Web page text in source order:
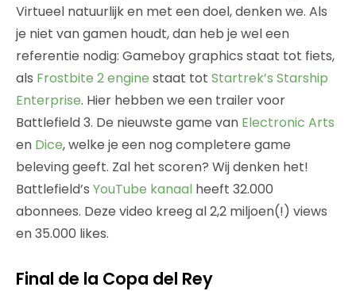
Virtueel natuurlijk en met een doel, denken we. Als
je niet van gamen houdt, dan heb je wel een
referentie nodig: Gameboy graphics staat tot fiets,
als Frostbite 2 engine staat tot Startrek’s Starship
Enterprise. Hier hebben we een trailer voor
Battlefield 3. De nieuwste game van Electronic Arts
en Dice, welke je een nog completere game
beleving geeft. Zal het scoren? Wij denken het!
Battlefield’s YouTube kanaal heeft 32.000
abonnees. Deze video kreeg al 2,2 miljoen(!) views
en 35.000 likes.
Final de la Copa del Rey